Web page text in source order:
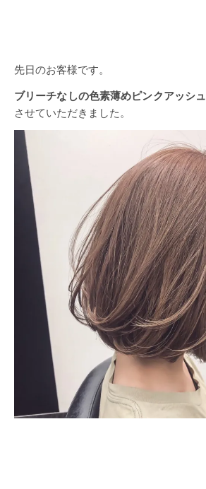
先日のお客様です。
ブリーチなしの色素薄めピンクアッシュ
させていただきました。